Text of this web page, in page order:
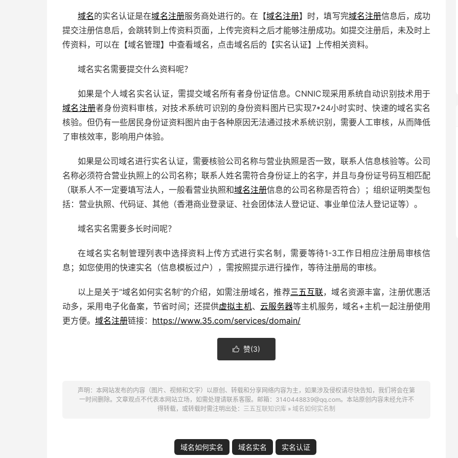
域名的实名认证是在域名注册服务商处进行的。在【域名注册】时，填写完域名注册信息后，成功
提交注册信息后，会跳转到上传资料页面，上传完资料之后才能够注册成功。如提交注册后，未及时上
传资料，可以在【域名管理】中查看域名，点击域名后的【实名认证】上传相关资料。
域名实名需要提交什么资料呢？
如果是个人域名实名认证，需提交域名所有者身份证信息。CNNIC现采用系统自动识别技术用于
域名注册者身份资料审核，对技术系统可识别的身份资料图片已实现7*24小时实时、快速的域名实名
核验。但仍有一些居民身份证资料图片由于各种原因无法通过技术系统识别，需要人工审核，从而降低
了审核效率，影响用户体验。
如果是公司域名进行实名认证，需要核验公司名称与营业执照是否一致，联系人信息核验等。公司
名称必须符合营业执照上的公司名称；联系人姓名需符合身份证上的名字，并且与身份证号码互相匹配
（联系人不一定要填写法人，一般看营业执照和域名注册信息的公司名称是否符合）；组织证明类型包
括：营业执照、代码证、其他（香港商业登录证、社会团体法人登记证、事业单位法人登记证等）。
域名实名需要多长时间呢？
在域名实名制管理列表中选择资料上传方式进行实名制，需要等待1-3工作日相应注册局审核信
息；如您使用的快速实名（信息模板过户），需按照提示进行操作，等待注册局的审核。
以上是关于“域名如何实名制”的介绍，如需注册域名，推荐三五互联，域名资源丰富，注册优惠活
动多，采用电子化备案，节省时间；还提供虚拟主机、 云服务器等主机服务，域名+主机一起注册使用
更方便。 域名注册链接： https://www.35.com/services/domain/
 赞(3)
声明：本网站发布的内容（图片、视频和文字）以原创、转载和分享网络内容为主，如果涉及侵权请尽快告知，我们将会在第
一时间删除。文章观点不代表本网站立场，如需处理请联系客服。邮箱：3140448839@qq.com。本站原创内容未经允许不
得转载，或转载时需注明出处： 三五互联知识库 » 域名如何实名制
域名如何实名 域名实名 实名认证